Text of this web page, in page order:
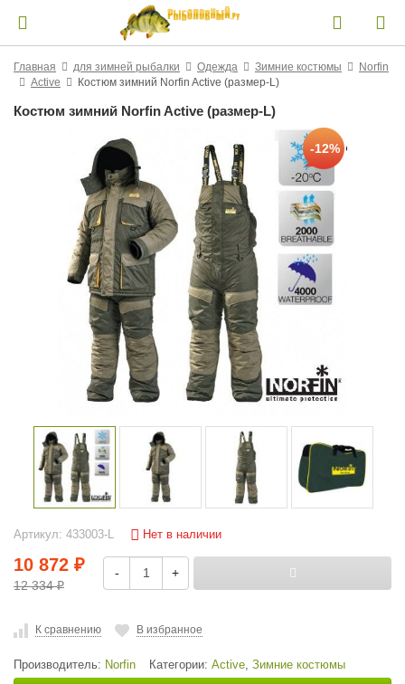
Главная для зимней рыбалки Одежда Зимние костюмы
Norfin
Active
Костюм зимний Norfin Active (размер-L)
Костюм зимний Norfin Active (размер-L)
-12%
Артикул: 433003-L Нет в наличии
10 872 ₽
12 334₽
- +
К сравнению В избранное
Производитель: Norfin Категории: Active, Зимние костюмы